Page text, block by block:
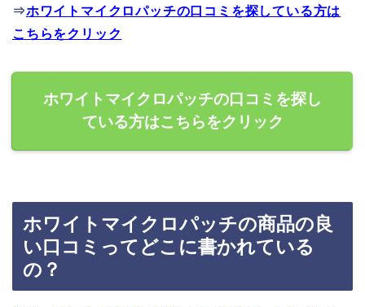
⇒ホワイトマイクロパッチの口コミを探している方は
こちらをクリック
ホワイトマイクロパッチの口コミを探し
ている方はこちらをクリック
ホワイトマイクロパッチの商品の良
い口コミってどこに書かれている
の？